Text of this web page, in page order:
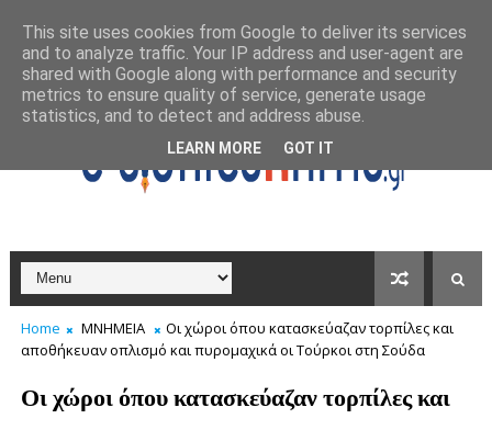
Home ΜΝΗΜΕΙΑ
Οι χώροι όπου κατασκεύαζαν τορπίλες και
αποθήκευαν οπλισμό και πυρομαχικά οι Τούρκοι στη Σούδα
Οι χώροι όπου κατασκεύαζαν τορπίλες και
This site uses cookies from Google to deliver its services
and to analyze traffic. Your IP address and user-agent are
shared with Google along with performance and security
metrics to ensure quality of service, generate usage
statistics, and to detect and address abuse.
LEARN MORE GOT IT